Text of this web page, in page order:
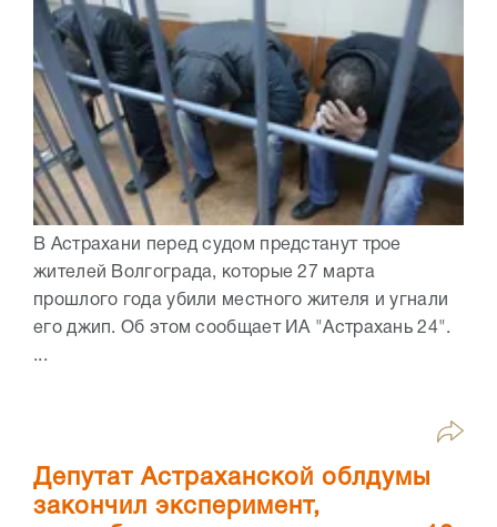
В Астрахани перед судом предстанут трое
жителей Волгограда, которые 27 марта
прошлого года убили местного жителя и угнали
его джип. Об этом сообщает ИА "Астрахань 24".
...
Депутат Астраханской облдумы
закончил эксперимент,